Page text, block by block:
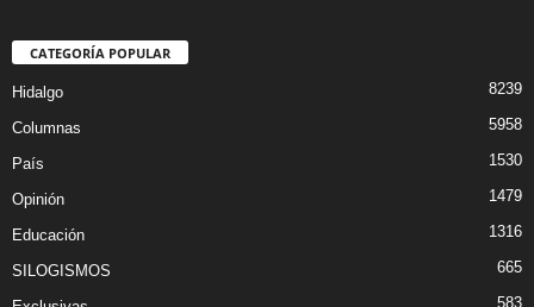
CATEGORÍA POPULAR
Hidalgo 8239
Columnas 5958
País 1530
Opinión 1479
Educación 1316
SILOGISMOS 665
583